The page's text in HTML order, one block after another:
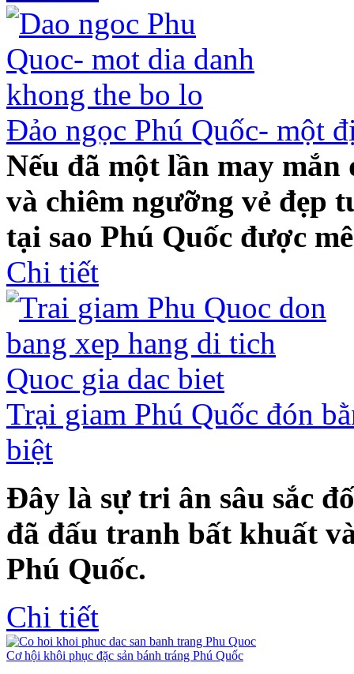
Đảo ngọc Phú Quốc- một
Nếu đã một lần may mắn
và chiêm ngưỡng vẻ đẹp
tại sao Phú Quốc được
Chi tiết
Trại giam Phú Quốc đón
biệt
Đây là sự tri ân sâu sắc
đã đấu tranh bất khuất
Phú Quốc.
Chi tiết
Cơ hội khôi phục đặc sản bánh tráng Phú Quốc